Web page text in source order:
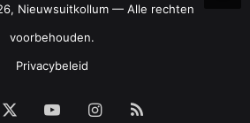
Nieuwsuitkollum — Alle rechten
voorbehouden.
Privacybeleid
YouTubeInstagram
RSS